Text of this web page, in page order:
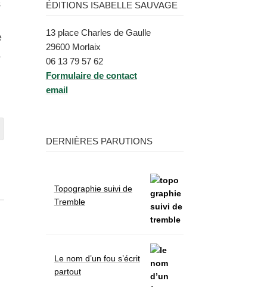
ÉDITIONS ISABELLE SAUVAGE
13 place Charles de Gaulle
29600 Morlaix
06 13 79 57 62
Formu­laire de contact
email
DERNIÈRES PARUTIONS
Topographie suivi de
Tremble
Le nom d’un fou s’écrit
partout